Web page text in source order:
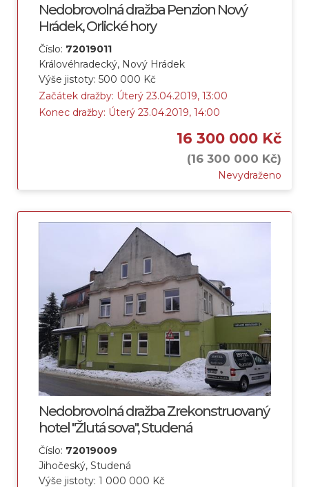
Nedobrovolná dražba Penzion Nový
Hrádek, Orlické hory
Číslo: 72019011
Královéhradecký, Nový Hrádek
Výše jistoty: 500 000 Kč
Začátek dražby: Úterý 23.04.2019, 13:00
Konec dražby: Úterý 23.04.2019, 14:00
16 300 000 Kč
(16 300 000 Kč)
Nevydraženo
Nedobrovolná dražba Zrekonstruovaný
hotel "Žlutá sova", Studená
Číslo: 72019009
Jihočeský, Studená
Výše jistoty: 1 000 000 Kč